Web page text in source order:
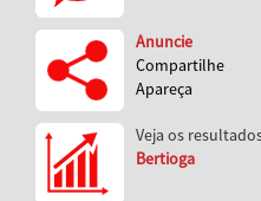
Anuncie
Compartilhe
Apareça
Veja os
Bertioga